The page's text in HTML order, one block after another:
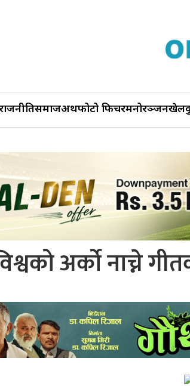
समाजअर्थफोटो फिचरमनोरञ्जन
अर्को नाच्ने